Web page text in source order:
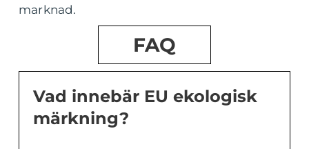
marknad.
FAQ
Vad innebär EU ekologisk
märkning?